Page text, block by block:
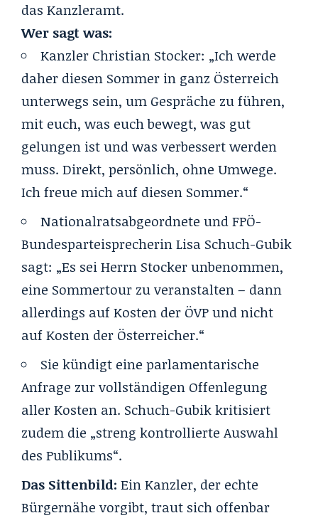
das Kanzleramt.
Wer sagt was:
Kanzler Christian Stocker: „Ich werde
daher diesen Sommer in ganz Österreich
unterwegs sein, um Gespräche zu führen,
mit euch, was euch bewegt, was gut
gelungen ist und was verbessert werden
muss. Direkt, persönlich, ohne Umwege.
Ich freue mich auf diesen Sommer.“
Nationalratsabgeordnete und FPÖ-
Bundesparteisprecherin Lisa Schuch-Gubik
sagt: „Es sei Herrn Stocker unbenommen,
eine Sommertour zu veranstalten – dann
allerdings auf Kosten der ÖVP und nicht
auf Kosten der Österreicher.“
Sie kündigt eine parlamentarische
Anfrage zur vollständigen Offenlegung
aller Kosten an. Schuch-Gubik kritisiert
zudem die „streng kontrollierte Auswahl
des Publikums“.
Das Sittenbild: Ein Kanzler, der echte
Bürgernähe vorgibt, traut sich offenbar